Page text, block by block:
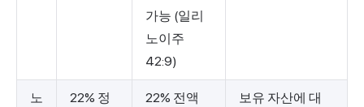
가능 (일리
노이주
42:9)
노
22% 정
22% 전액
보유 자산에 대